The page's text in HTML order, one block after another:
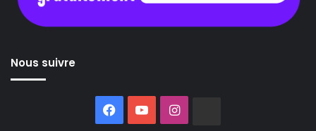
Nous suivre
Facebook
YouTubeInstagram